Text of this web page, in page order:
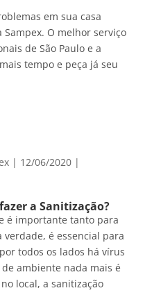
em sua casa
O melhor serviço
de São Paulo e a
tempo e peça já seu
| 12/06/2020|
a Sanitização?
é importante tanto para
verdade, é essencial para
todos os lados há vírus
ambiente nada mais é
local, a sanitização